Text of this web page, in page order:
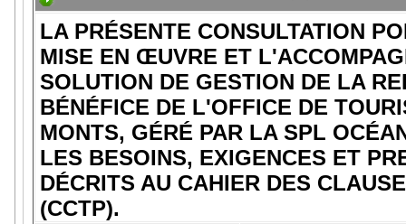
LA PRÉSENTE CONSULTATION
MISE EN ŒUVRE ET
SOLUTION DE GESTION DE LA
BÉNÉFICE DE L'OFFICE DE
MONTS, GÉRÉ PAR LA SPL
LES BESOINS, EXIGENCES ET
DÉCRITS AU CAHIER DES
(CCTP).